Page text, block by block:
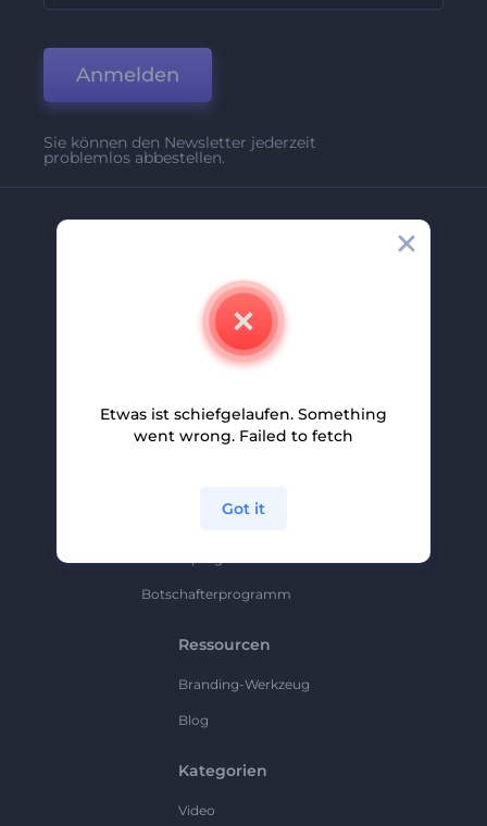
Anmelden
Sie können den Newsletter jederzeit
problemlos abbestellen.
Partnerprogramm
Botschafterprogramm
Ressourcen
Branding-Werkzeug
Blog
Kategorien
Video
Etwas ist schiefgelaufen. Something
went wrong. Failed to fetch
Got it